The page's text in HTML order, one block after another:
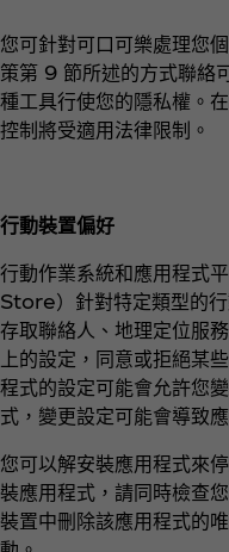
您可針對可口可樂處理您
策第 9 節所述的方式聯絡
種工具行使您的隱私權。
控制將受適用法律限制。
行動裝置偏好
行動作業系統和應用程
Store）針對特定類型的
存取聯絡人、地理定位服
上的設定，同意或拒絕某
程式的設定可能會允許您
式，變更設定可能會導致
您可以解安裝應用程式來
裝應用程式，請同時檢查
裝置中刪除該應用程式的